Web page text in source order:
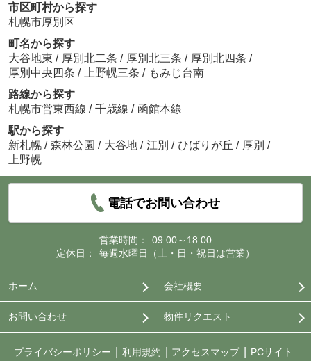
市区町村から探す
札幌市厚別区
町名から探す
大谷地東 / 厚別北二条 / 厚別北三条 / 厚別北四条 /
厚別中央四条 / 上野幌三条 / もみじ台南
路線から探す
札幌市営東西線 / 千歳線 / 函館本線
駅から探す
新札幌 / 森林公園 / 大谷地 / 江別 / ひばりが丘 / 厚別 /
上野幌
電話でお問い合わせ
営業時間：
09:00～18:00
定休日：
毎週水曜日（土・日・祝日は営業）
ホーム 会社概要
お問い合わせ 物件リクエスト
プライバシーポリシー 利用規約 アクセスマップ PCサイト